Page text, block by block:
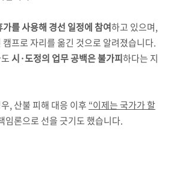
가를 사용해 경선 일정에 참여하고 있으며,
프로 자리를 옮긴 것으로 알려졌습니다.
시·도정의 업무 공백은 불가피하다는 지
, 산불 피해 대응 이후 “이제는 국가가 할
임론으로 선을 긋기도 했습니다.